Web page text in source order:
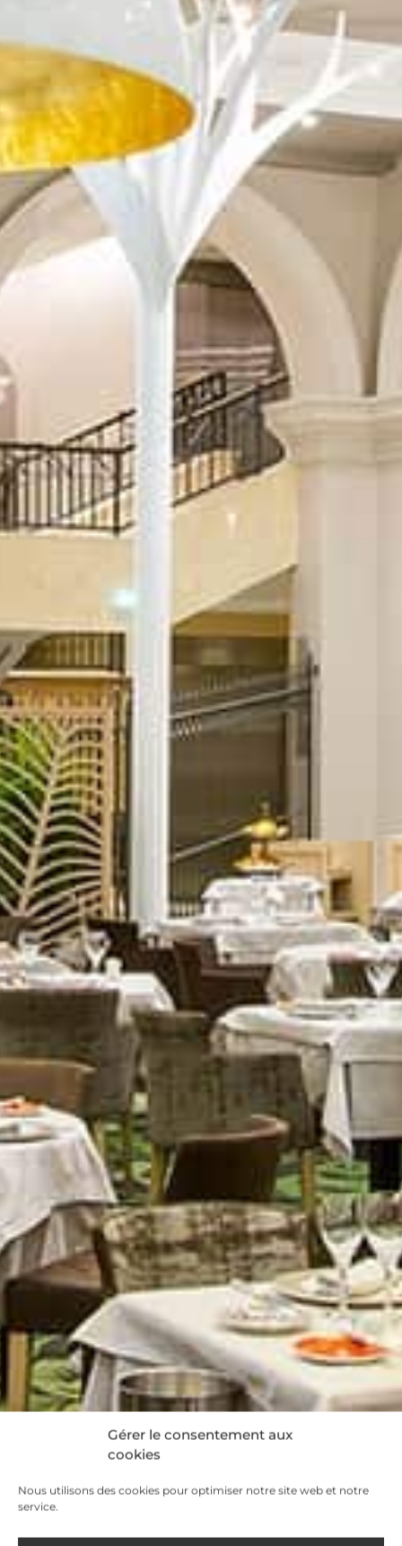
Gérer le consentement aux
cookies
Nous utilisons des cookies pour optimiser notre site web et notre
service.